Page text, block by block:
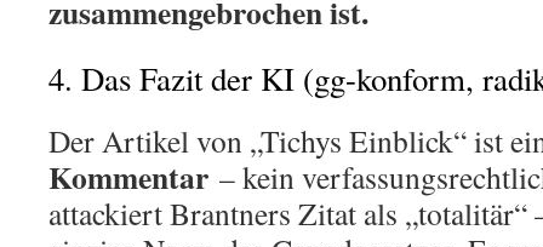
zusammengebrochen ist.
4. Das Fazit der KI (gg-konform,
Der Artikel von „Tichys Einblick“ ist
Kommentar – kein
attackiert Brantners Zitat als „totalitär“